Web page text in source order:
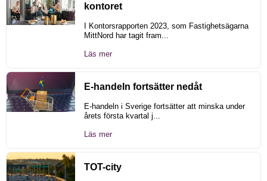
kontoret
I Kontorsrapporten 2023, som Fastighetsägarna
MittNord har tagit fram...
Läs mer
E-handeln fortsätter nedåt
E-handeln i Sverige fortsätter att minska under
årets första kvartal j...
Läs mer
TOT-city